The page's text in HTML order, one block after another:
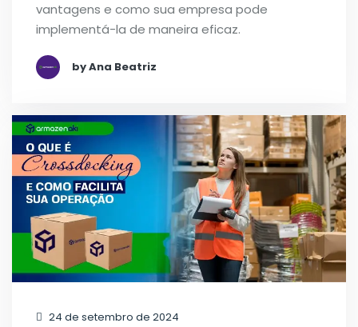
vantagens e como sua empresa pode
implementá-la de maneira eficaz.
by Ana Beatriz
24 de setembro de 2024